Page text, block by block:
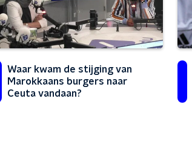
Waar kwam de stijging van
Marokkaans burgers naar
Ceuta vandaan?